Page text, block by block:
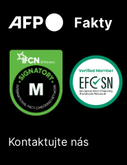
Fakty
Kontaktujte nás